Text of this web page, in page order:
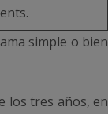
simple o bien
los tres años, en